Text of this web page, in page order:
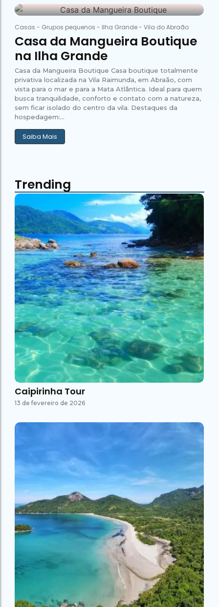
Paradisíacas
Gruta
Acaiá
Azul de
Escuna
Romântico
no Saco do
Despedida
de Solteira
Caipirinha
Tour na
Ilha
Grande
Passeio
Bate e
Volta
Rio x
Gruta
Acaiá
Lagoa
Azul de
Escuna
no Saco do
Céu
Despedida
de Solteira
Caipirinha
Tour na
Ilha
Passeio
Bate e
Rio x
Ilha
Grande
Casas - Grupos pequenos - Ilha Grande- Vila do Abraão
Casa da Mangueira Boutique
na Ilha Grande
Casa da Mangueira Boutique Casa boutique totalmente
privativa localizada na Vila Raimunda, em Abraão, com
vista para o mar e para a Mata Atlântica. Ideal para quem
busca tranquilidade, conforto e contato com a natureza,
sem ficar isolado do centro da vila. Destaques da
hospedagem:...
Saiba Mais
Trending
Caipirinha Tour
13 de fevereiro de 2026